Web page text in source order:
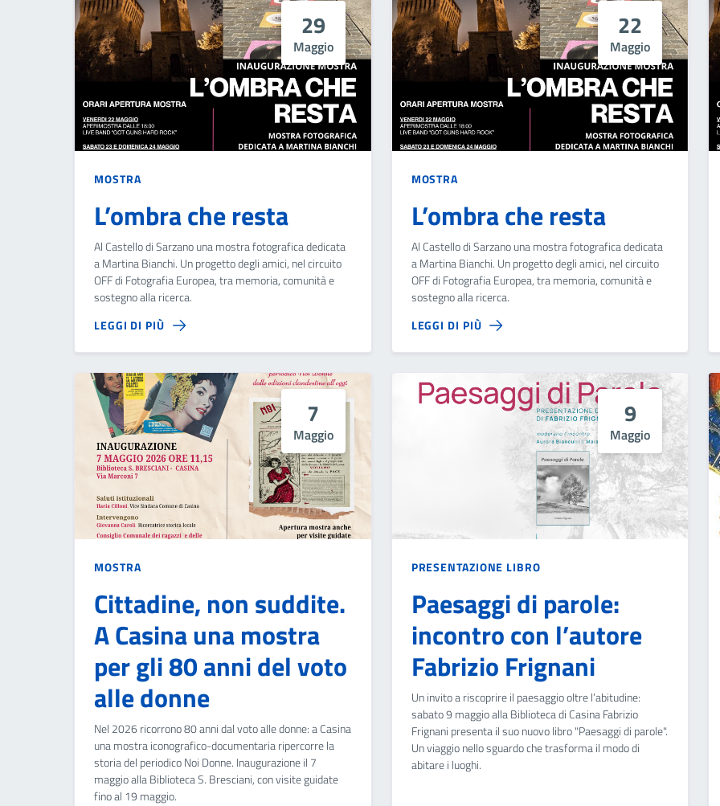
29
Maggio
MOSTRA
L’ombra che resta
Al Castello di Sarzano una mostra fotografica dedicata
a Martina Bianchi. Un progetto degli amici, nel circuito
OFF di Fotografia Europea, tra memoria, comunità e
sostegno alla ricerca.
LEGGI DI PIÙ
22
Maggio
MOSTRA
L’ombra che resta
Al Castello di Sarzano una mostra fotografica dedicata
a Martina Bianchi. Un progetto degli amici, nel circuito
OFF di Fotografia Europea, tra memoria, comunità e
sostegno alla ricerca.
LEGGI DI PIÙ
7
Maggio
MOSTRA
Cittadine, non suddite.
A Casina una mostra
per gli 80 anni del voto
alle donne
Nel 2026 ricorrono 80 anni dal voto alle donne: a Casina
una mostra iconografico-documentaria ripercorre la
storia del periodico Noi Donne. Inaugurazione il 7
maggio alla Biblioteca S. Bresciani, con visite guidate
fino al 19 maggio.
9
Maggio
PRESENTAZIONE LIBRO
Paesaggi di parole:
incontro con l’autore
Fabrizio Frignani
Un invito a riscoprire il paesaggio oltre l’abitudine:
sabato 9 maggio alla Biblioteca di Casina Fabrizio
Frignani presenta il suo nuovo libro "Paesaggi di parole".
Un viaggio nello sguardo che trasforma il modo di
abitare i luoghi.